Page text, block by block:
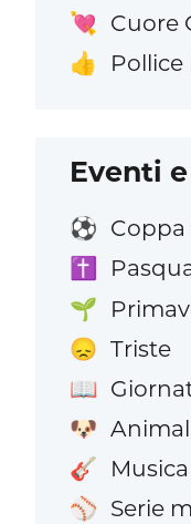
💘 Cuore
👍 Pollice
Eventi
⚽ Coppa
✝️
🌱
😞 Triste
📖
🐶
🎸 Musica
⚾ Serie